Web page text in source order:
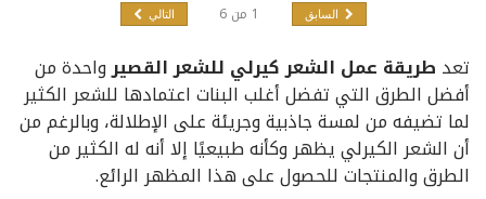
السابق 1 من 6 التالي
تعد طريقة عمل الشعر كيرلي للشعر القصيرواحدة من
أفضل الطرق التي تفضل أغلب البنات اعتمادها للشعر الكثير
لما تضيفه من لمسة جاذبية وجريئة على الإطلالة، وبالرغم من
أن الشعر الكيرلي يظهر وكأنه طبيعيًا إلا أنه له الكثير من
الطرق والمنتجات للحصول على هذا المظهر الرائع.